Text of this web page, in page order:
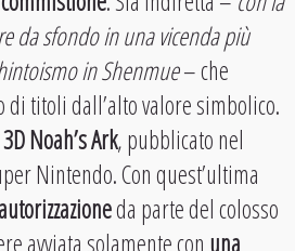
da sfondo in una vicenda più
in Shenmue– che
titoli dall’alto valore simbolico.
Noah’s Ark, pubblicato nel
Nintendo. Con quest’ultima
da parte del colosso
avviata solamente con una